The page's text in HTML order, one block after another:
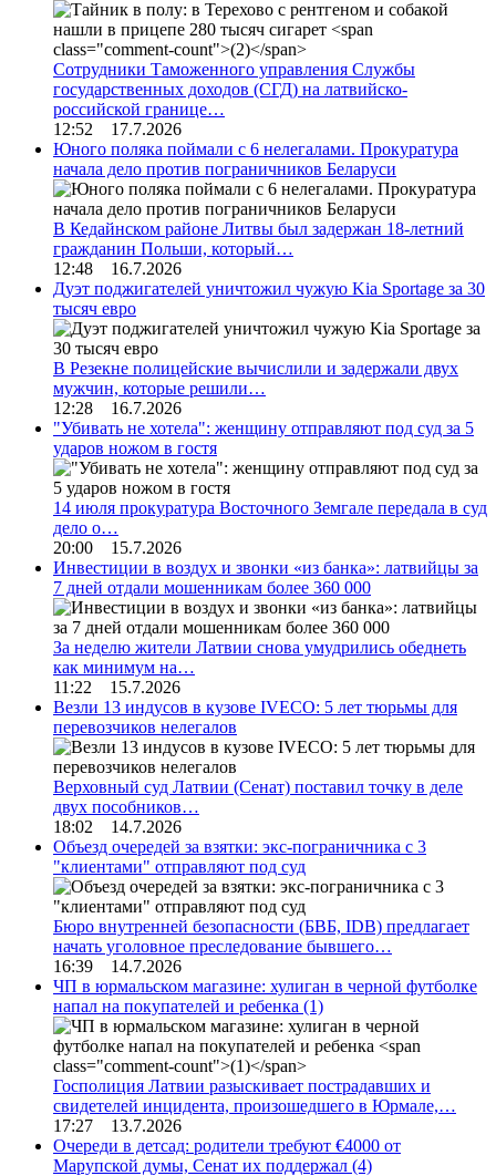
Сотрудники Таможенного управления Службы
государственных доходов (СГД) на латвийско-
российской границе…
12:52 17.7.2026
Юного поляка поймали с 6 нелегалами. Прокуратура
начала дело против пограничников Беларуси
В Кедайнском районе Литвы был задержан 18-летний
гражданин Польши, который…
12:48 16.7.2026
Дуэт поджигателей уничтожил чужую Kia Sportage за 30
тысяч евро
В Резекне полицейские вычислили и задержали двух
мужчин, которые решили…
12:28 16.7.2026
"Убивать не хотела": женщину отправляют под суд за 5
ударов ножом в гостя
14 июля прокуратура Восточного Земгале передала в суд
дело о…
20:00 15.7.2026
Инвестиции в воздух и звонки «из банка»: латвийцы за
7 дней отдали мошенникам более 360 000
За неделю жители Латвии снова умудрились обеднеть
как минимум на…
11:22 15.7.2026
Везли 13 индусов в кузове IVECO: 5 лет тюрьмы для
перевозчиков нелегалов
Верховный суд Латвии (Сенат) поставил точку в деле
двух пособников…
18:02 14.7.2026
Объезд очередей за взятки: экс-пограничника с 3
"клиентами" отправляют под суд
Бюро внутренней безопасности (БВБ, IDB) предлагает
начать уголовное преследование бывшего…
16:39 14.7.2026
ЧП в юрмальском магазине: хулиган в черной футболке
напал на покупателей и ребенка (1)
Госполиция Латвии разыскивает пострадавших и
свидетелей инцидента, произошедшего в Юрмале,…
17:27 13.7.2026
Очереди в детсад: родители требуют €4000 от
Марупской думы, Сенат их поддержал (4)